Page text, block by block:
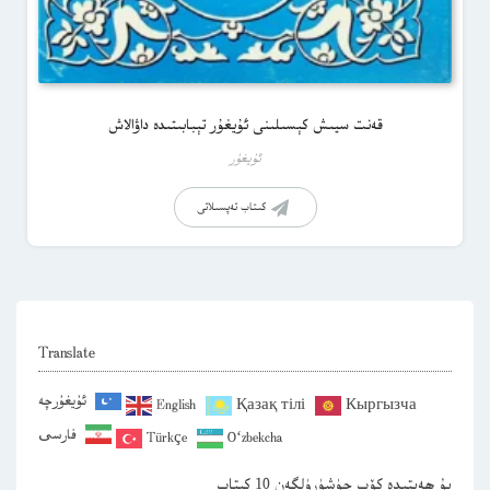
قەنت سيىش كېسىلىنى ئۇيغۇر تېبابىتىدە داۋالاش
ئۇيغۇر
كىتاب تەپسىلاتى
Translate
ئۇيغۇرچە English Қазақ тілі
Кыргызча
فارسی
Türkçe O‘zbekcha